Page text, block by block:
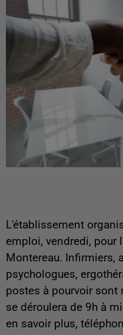
L'établissement
emploi, vendredi, pour
Montereau. Infirmiers,
psychologues,
postes à pourvoir sont
se déroulera de 9h à
en savoir plus,